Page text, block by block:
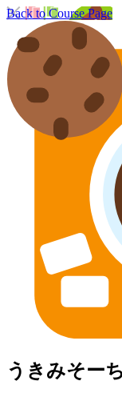
Back to Course Page
うきみそー